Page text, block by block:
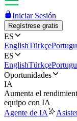
Iniciar Sesión
Regístrese gratis
ES
EnglishTürkçe
ES
EnglishTürkçe
Oportunidades
IA
Aumenta el
equipo con IA
Agente de IA